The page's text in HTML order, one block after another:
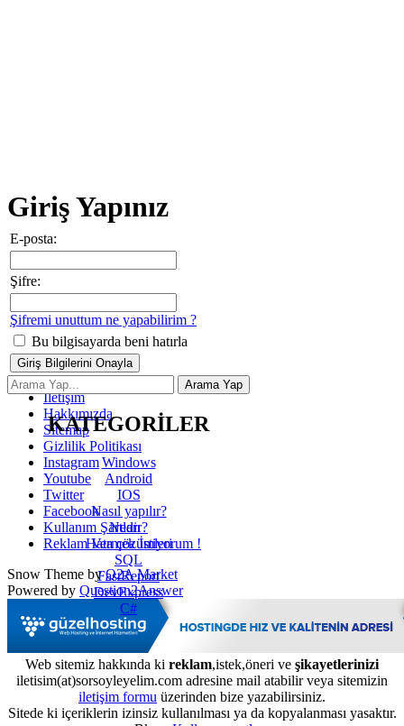
Giriş Yapınız
E-posta:
Şifre:
Şifremi unuttum ne yapabilirim ?
Bu bilgisayarda beni hatırla
KATEGORİLER
Windows
Android
IOS
Nasıl yapılır?
Nedir?
Hata çözümleri
SQL
FastReport
DevExpress
C#
İletişim
Hakkımızda
Sitemap
Gizlilik Politikası
Instagram
Youtube
Twitter
Facebook
Kullanım Şartları
Reklam Vermek İstiyorum !
Snow Theme byQ2A Market
Powered by Question2Answer
Web sitemiz hakkında ki reklam,istek,öneri ve şikayetlerinizi
iletisim(at)sorsoyleyelim.com adresine mail atabilir veya sitemizin
iletişim formu üzerinden bize yazabilirsiniz.
Sitede ki içeriklerin izinsiz kullanılması ya da kopyalanması yasaktır.